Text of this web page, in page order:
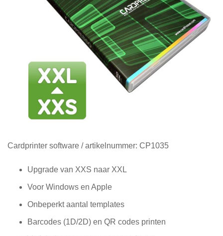
Cardprinter software / artikelnummer: CP1035
Upgrade van XXS naar XXL
Voor Windows en Apple
Onbeperkt aantal templates
Barcodes (1D/2D) en QR codes printen
Ga
van
afbeeldingen-
gallerij